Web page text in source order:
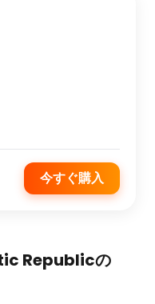
今すぐ購入
Republicの